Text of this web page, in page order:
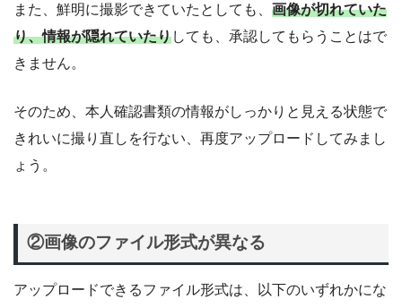
また、鮮明に撮影できていたとしても、 画像が切れていた
り、情報が隠れていたりしても、承認してもらうことはで
きません。
そのため、本人確認書類の情報がしっかりと見える状態で
きれいに撮り直しを行ない、再度アップロードしてみまし
ょう。
②画像のファイル形式が異なる
アップロードできるファイル形式は、以下のいずれかにな